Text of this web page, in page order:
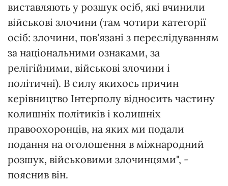
виставляють у розшук осіб, які вчинили
військові злочини (там чотири категорії
осіб: злочини, пов'язані з переслідуванням
за національними ознаками, за
релігійними, військові злочини і
політичні). В силу якихось причин
керівництво Інтерполу відносить частину
колишніх політиків і колишніх
правоохоронців, на яких ми подали
подання на оголошення в міжнародний
розшук, військовими злочинцями", -
пояснив він.